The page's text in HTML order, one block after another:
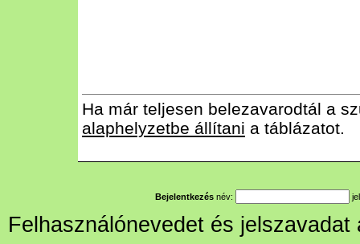
Ha már teljesen belezavarodtál a
alaphelyzetbe állítani a táblázatot.
Bejelentkezés név:
Felhasználónevedet és